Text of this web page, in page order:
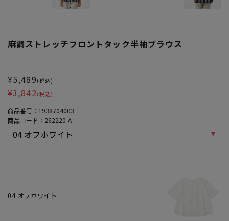
麻調ストレッチフロントタック半袖ブラウス
¥5,489(税込)
¥3,842 (税込)
商品番号： 1938704003
商品コード： 262220-A
04 オフホワイト